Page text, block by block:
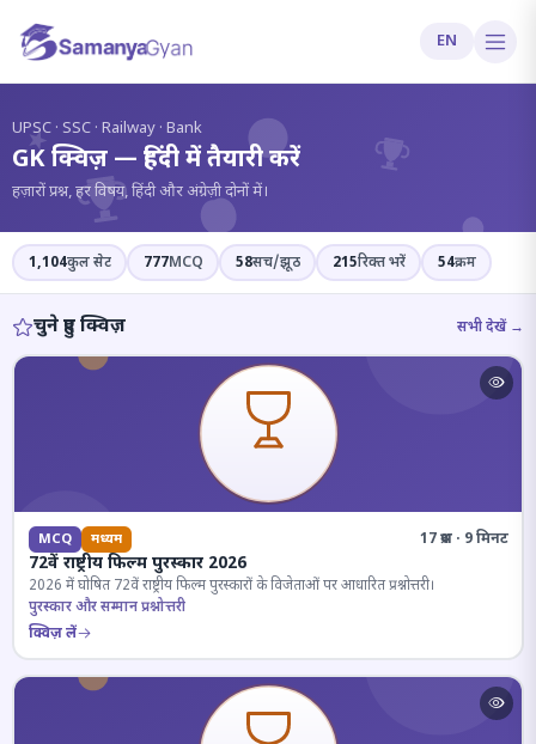
EN
?
UPSC · SSC · Railway · Bank
GK क्विज़ — हिंदी में तैयारी करें
हज़ारों प्रश्न, हर विषय, हिंदी और अंग्रेज़ी दोनों में।
1,104कुल सेट 777MCQ 58सच/झूठ 215रिक्त भरें 54क्रम
चुने हुए क्विज़ सभी देखें →
MCQ मध्यम 17 प्रश्न · 9 मिनट
72वें राष्ट्रीय फिल्म पुरस्कार 2026
2026 में घोषित 72वें राष्ट्रीय फिल्म पुरस्कारों के विजेताओं पर आधारित प्रश्नोत्तरी।
पुरस्कार और सम्मान प्रश्नोत्तरी
क्विज़ लें